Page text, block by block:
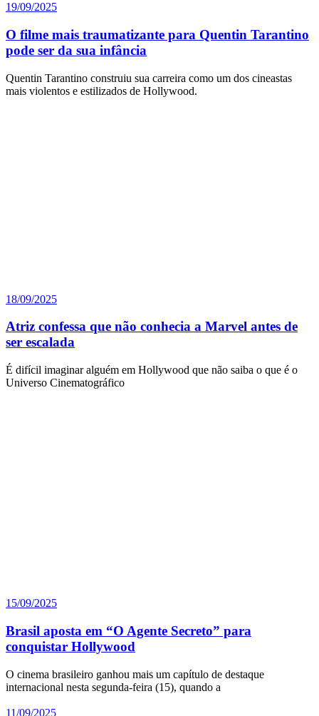
19/09/2025
O filme mais traumatizante para Quentin Tarantino
pode ser da sua infância
Quentin Tarantino construiu sua carreira como um dos cineastas
mais violentos e estilizados de Hollywood.
18/09/2025
Atriz confessa que não conhecia a Marvel antes de
ser escalada
É difícil imaginar alguém em Hollywood que não saiba o que é o
Universo Cinematográfico
15/09/2025
Brasil aposta em “O Agente Secreto” para
conquistar Hollywood
O cinema brasileiro ganhou mais um capítulo de destaque
internacional nesta segunda-feira (15), quando a
11/09/2025